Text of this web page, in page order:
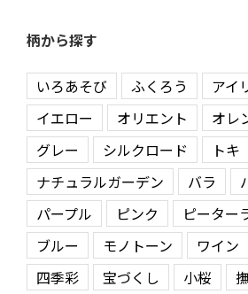
柄から探す
いろあそび ふくろう アイ
イエロー
オリエント オレ
グレー
シルクロード
トキ
ナチュラルガーデン
バラ
パープル
ピンク
ピーター
ブルー
モノトーン ワイン
四季彩
宝づくし 小桜